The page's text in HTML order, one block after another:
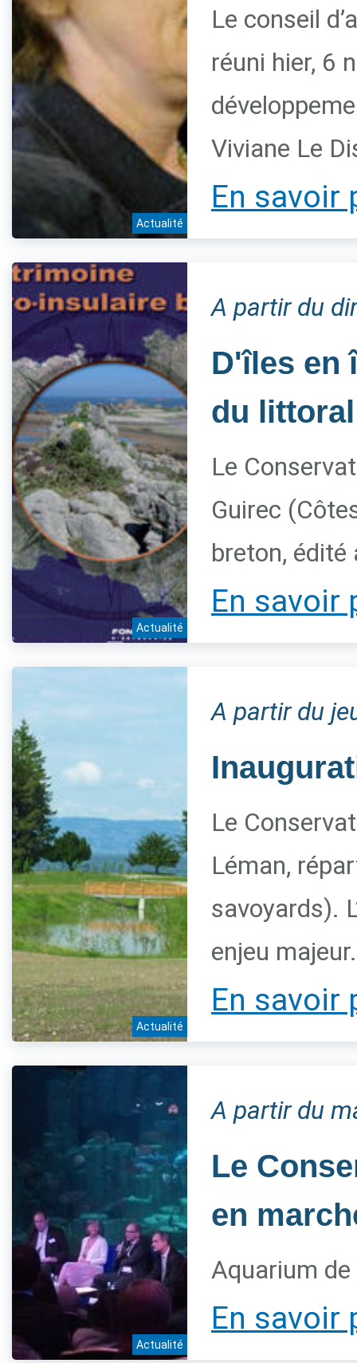
Actualité
Le conseil
réuni hier, 6
Viviane Le
En savoir
Actualité
A partir du
D'îles en
du
Le
Guirec
breton, édité
En savoir
Actualité
A partir du
Le
Léman,
savoyards).
enjeu majeur.
En savoir
Actualité
A partir du
Le
en
Aquarium
En savoir